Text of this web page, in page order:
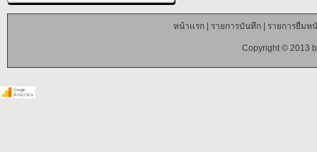
หน้าแรก| รายการบันทึก| รายการยืมห
Copyright © 2013